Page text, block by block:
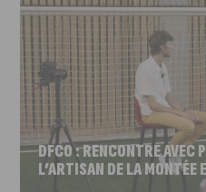
DFCO : RENCONTRE AVEC
L’ARTISAN DE LA MONTÉE